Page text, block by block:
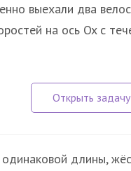
выехали два
на ось Ox с
длины,